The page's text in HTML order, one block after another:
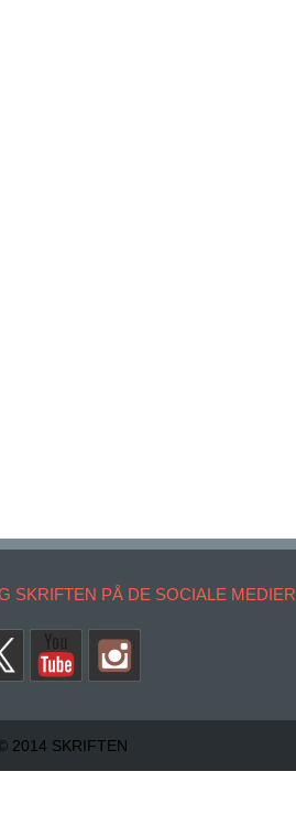
SKRIFTEN PÅ DE SOCIALE MEDIER
2014 SKRIFTEN